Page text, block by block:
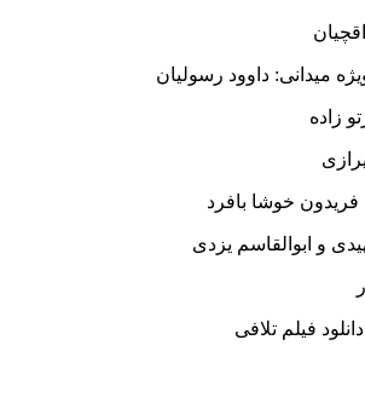
میدانی: داوود رسولیان
زاده
خوشا بافرد
و ابوالقاسم یزدی